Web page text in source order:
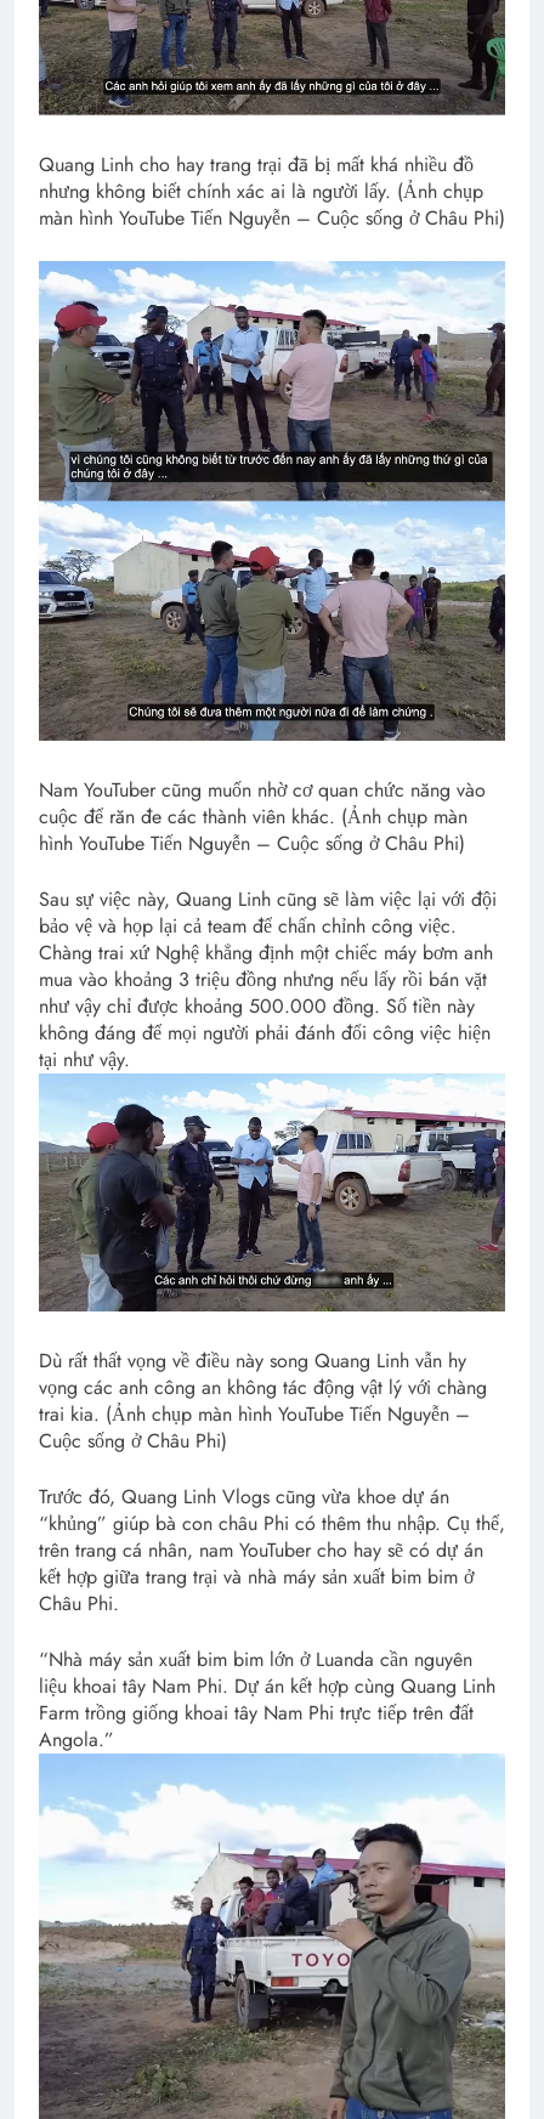
Quang Linh cho hay trang trại đã bị mất khá nhiều đồ
nhưng không biết chính xác ai là người lấy. (Ảnh chụp
màn hình YouTube Tiến Nguyễn – Cuộc sống ở Châu Phi)
Nam YouTuber cũng muốn nhờ cơ quan chức năng vào
cuộc để răn đe các thành viên khác. (Ảnh chụp màn
hình YouTube Tiến Nguyễn – Cuộc sống ở Châu Phi)
Sau sự việc này, Quang Linh cũng sẽ làm việc lại với đội
bảo vệ và họp lại cả team để chấn chỉnh công việc.
Chàng trai xứ Nghệ khẳng định một chiếc máy bơm anh
mua vào khoảng 3 triệu đồng nhưng nếu lấy rồi bán vặt
như vậy chỉ được khoảng 500.000 đồng. Số tiền này
không đáng để mọi người phải đánh đổi công việc hiện
tại như vậy.
Dù rất thất vọng về điều này song Quang Linh vẫn hy
vọng các anh công an không tác động vật lý với chàng
trai kia. (Ảnh chụp màn hình YouTube Tiến Nguyễn –
Cuộc sống ở Châu Phi)
Trước đó, Quang Linh Vlogs cũng vừa khoe dự án
“khủng” giúp bà con châu Phi có thêm thu nhập. Cụ thể,
trên trang cá nhân, nam YouTuber cho hay sẽ có dự án
kết hợp giữa trang trại và nhà máy sản xuất bim bim ở
Châu Phi.
“Nhà máy sản xuất bim bim lớn ở Luanda cần nguyên
liệu khoai tây Nam Phi. Dự án kết hợp cùng Quang Linh
Farm trồng giống khoai tây Nam Phi trực tiếp trên đất
Angola.”